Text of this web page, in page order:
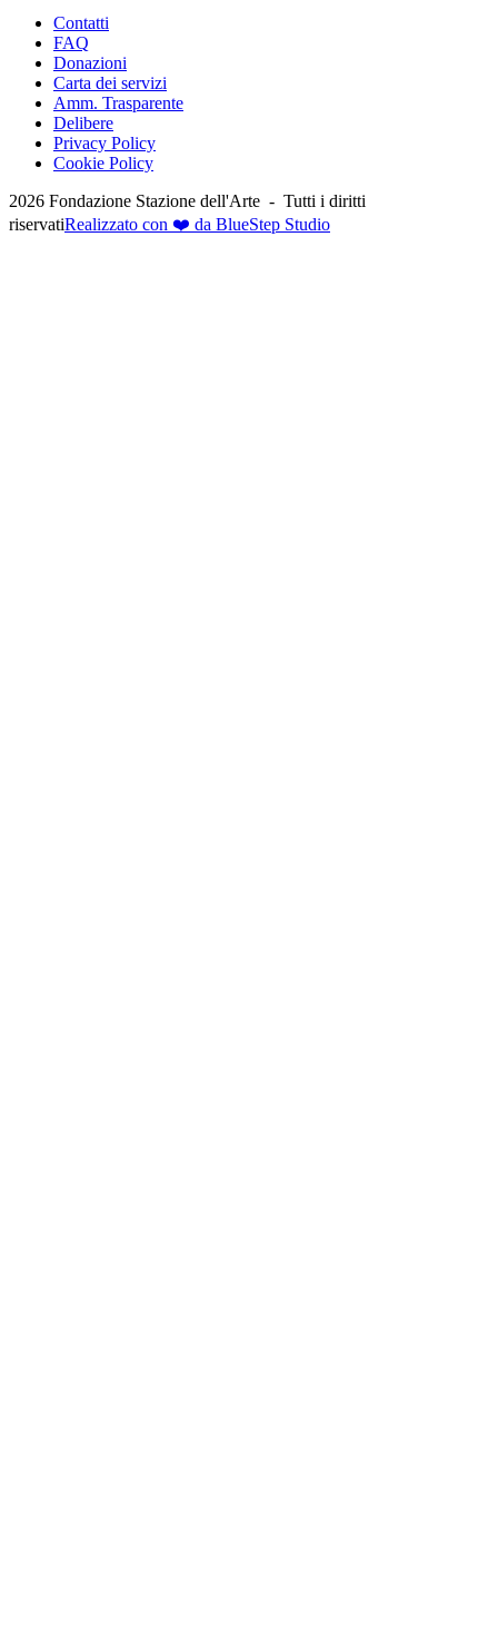
Contatti
FAQ
Donazioni
Carta dei servizi
Amm. Trasparente
Delibere
Privacy Policy
Cookie Policy
2026 Fondazione Stazione dell'Arte - Tutti i diritti
riservatiRealizzato con ❤️ da BlueStep Studio